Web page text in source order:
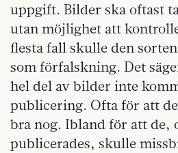
uppgift. Bilder ska oftast
utan möjlighet att
flesta fall skulle den
som förfalskning. Det
hel del av bilder inte
publicering. Ofta för att
bra nog. Ibland för att de,
publicerades, skulle